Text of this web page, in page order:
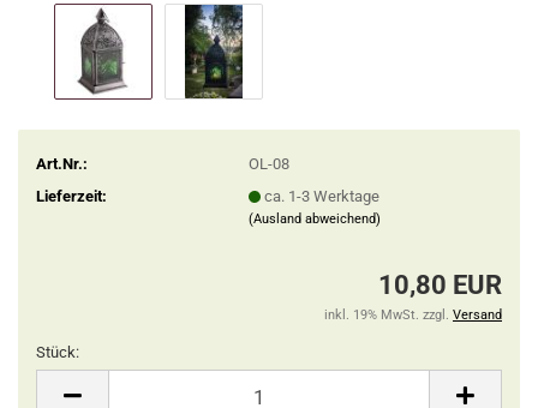
Art.Nr.:
OL-08
Lieferzeit:
ca. 1-3 Werktage
(Ausland abweichend)
10,80 EUR
inkl. 19% MwSt. zzgl. Versand
Stück: